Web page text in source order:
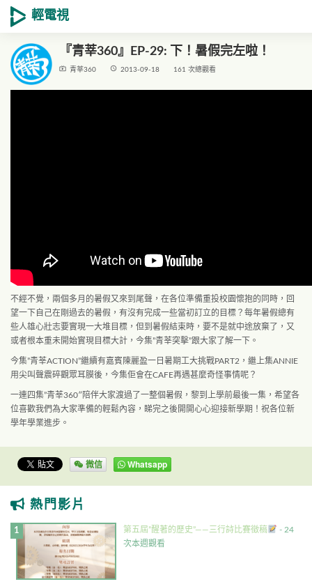
輕電視
『青莘360』EP-29: 下！暑假完左啦！
live_tv 青莘360 access_time 2013-09-18 161 次總觀看
不經不覺，兩個多月的暑假又來到尾聲，在各位準備重投校園懷抱的同時，回
望一下自己在­剛過去的暑假，有沒有完成一些當初訂立的目標？每年暑假總有
些人雄心壯志要實現一大堆­目標，但到暑假結束時，要不是就中途放棄了，又
或者根本重未開始實現目標大計，今集”­青莘突擊”跟大家了解一下。
今集”青莘ACTION”繼續有嘉賓陳麗盈一日暑期工大挑戰PART2，繼上集ANN­IE
用尖叫聲震碎觀眾耳膜後，今集佢會在CAFE再遇甚麼奇怪事情呢？
一連四集”青莘360″陪伴大家渡過了一整個暑假，黎到上學前最後一集，希望各
位喜歡­我們為大家準備的輕鬆內容，睇完之後開開心心迎接新學期！祝各位新
學年學業進步。
微信 Whatsapp
熱門影片
第五屆”醒著的歷史”——三行詩比賽徵稿
- 24
次本週觀看